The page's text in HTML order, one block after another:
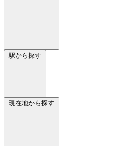
駅から探す
現在地から探す